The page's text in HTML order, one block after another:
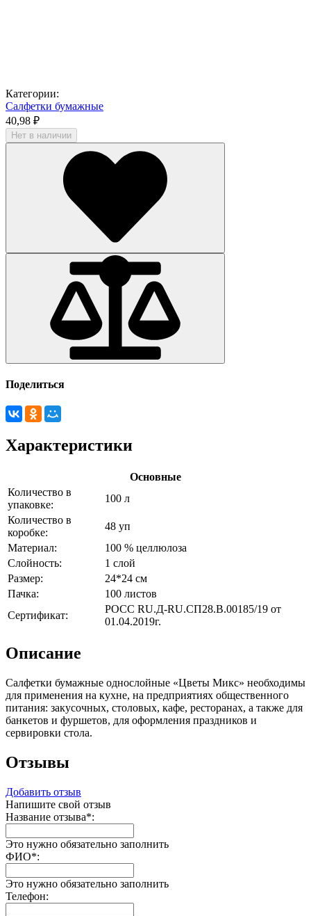
Категории:
Салфетки бумажные
40,98 ₽
Нет в наличии
Поделиться
Характеристики
Основные
Количество в
упаковке:
100 л
Количество в
коробке:
48 уп
Материал:
100 % целлюлоза
Слойность:
1 слой
Размер:
24*24 см
Пачка:
100 листов
Сертификат:
РОСС RU.Д-RU.СП28.В.00185/19 от
01.04.2019г.
Описание
Салфетки бумажные однослойные «Цветы Микс» необходимы
для применения на кухне, на предприятиях общественного
питания: закусочных, столовых, кафе, ресторанах, а также для
банкетов и фуршетов, для оформления праздников и
сервировки стола.
Отзывы
Добавить отзыв
Напишите свой отзыв
Название отзыва*:
Это нужно обязательно заполнить
ФИО*:
Это нужно обязательно заполнить
Телефон: